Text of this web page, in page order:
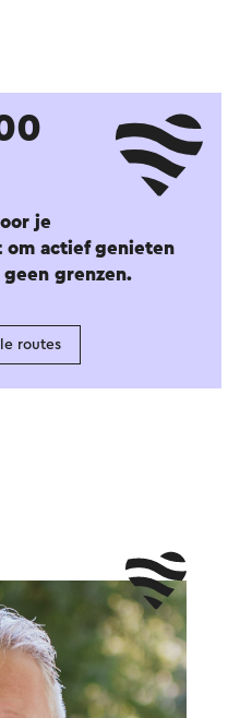
je
om actief genieten
grenzen.
routes